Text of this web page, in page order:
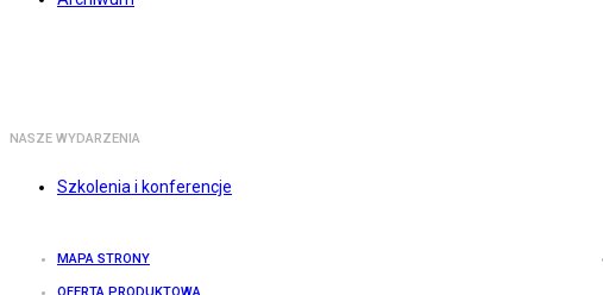
NASZE WYDARZENIA
Szkolenia i konferencje
MAPA STRONY